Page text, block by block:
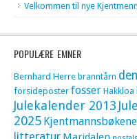
Velkommen til nye
POPULÆRE EMNER
Bernhard Herre branntårn
forsideposter fosser Hakkloa
Julekalender 2013
2025 Kjentmannsbøkene